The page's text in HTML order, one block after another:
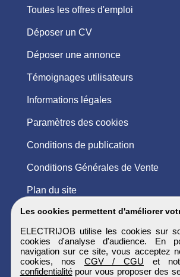
Les cookies permettent d'améliorer
ELECTRIJOB utilise les cookies sur
cookies d'analyse d'audience. En
navigation sur ce site, vous acceptez
cookies, nos CGV / CGU et
confidentialitépour vous proposer des
Toutes les offres d'emploi
Déposer un CV
Déposer une annonce
Témoignages utilisateurs
Informations légales
Paramètres des cookies
Conditions de publication
Conditions Générales de Vente
Plan du site